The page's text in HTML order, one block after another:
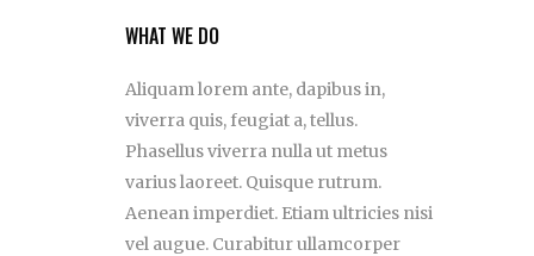
WHAT WE DO
Aliquam lorem ante, dapibus in,
viverra quis, feugiat a, tellus.
Phasellus viverra nulla ut metus
varius laoreet. Quisque rutrum.
Aenean imperdiet. Etiam ultricies nisi
vel augue. Curabitur ullamcorper